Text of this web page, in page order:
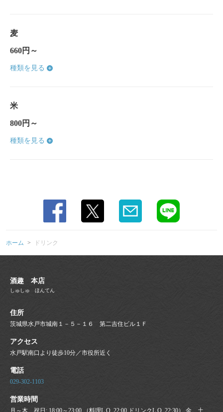
麦
660円～
種類を見る
米
800円～
種類を見る
ホーム ドリンク
酒趣 本店
しゅしゅ ほんてん
住所
茨城県水戸市城南１－５－１６ 第二吉住ビル１Ｆ
アクセス
水戸駅南口より徒歩10分／市役所近く
電話
029-302-1103
営業時間
月～木、祝日: 18:00～23:00 （料理L.O. 22:00 ドリンクL.O. 22:30） 金、土、